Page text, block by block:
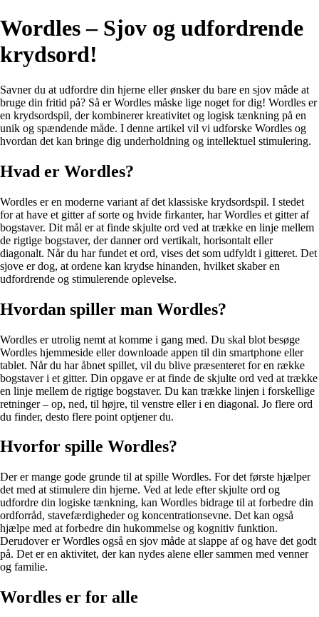
Wordles – Sjov og udfordrende
krydsord!
Savner du at udfordre din hjerne eller ønsker du bare en sjov måde at
bruge din fritid på? Så er Wordles måske lige noget for dig! Wordles er
en krydsordspil, der kombinerer kreativitet og logisk tænkning på en
unik og spændende måde. I denne artikel vil vi udforske Wordles og
hvordan det kan bringe dig underholdning og intellektuel stimulering.
Hvad er Wordles?
Wordles er en moderne variant af det klassiske krydsordspil. I stedet
for at have et gitter af sorte og hvide firkanter, har Wordles et gitter af
bogstaver. Dit mål er at finde skjulte ord ved at trække en linje mellem
de rigtige bogstaver, der danner ord vertikalt, horisontalt eller
diagonalt. Når du har fundet et ord, vises det som udfyldt i gitteret. Det
sjove er dog, at ordene kan krydse hinanden, hvilket skaber en
udfordrende og stimulerende oplevelse.
Hvordan spiller man Wordles?
Wordles er utrolig nemt at komme i gang med. Du skal blot besøge
Wordles hjemmeside eller downloade appen til din smartphone eller
tablet. Når du har åbnet spillet, vil du blive præsenteret for en række
bogstaver i et gitter. Din opgave er at finde de skjulte ord ved at trække
en linje mellem de rigtige bogstaver. Du kan trække linjen i forskellige
retninger – op, ned, til højre, til venstre eller i en diagonal. Jo flere ord
du finder, desto flere point optjener du.
Hvorfor spille Wordles?
Der er mange gode grunde til at spille Wordles. For det første hjælper
det med at stimulere din hjerne. Ved at lede efter skjulte ord og
udfordre din logiske tænkning, kan Wordles bidrage til at forbedre din
ordforråd, stavefærdigheder og koncentrationsevne. Det kan også
hjælpe med at forbedre din hukommelse og kognitiv funktion.
Derudover er Wordles også en sjov måde at slappe af og have det godt
på. Det er en aktivitet, der kan nydes alene eller sammen med venner
og familie.
Wordles er for alle